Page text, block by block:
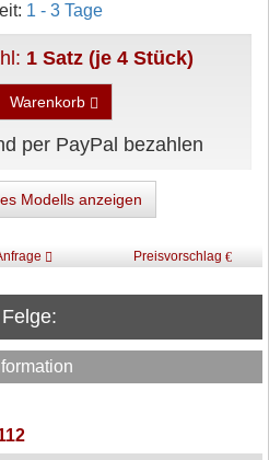
1 - 3 Tage
1 Satz (je 4 Stück)
Warenkorb
Modells anzeigen
Preisvorschlag
Felge: